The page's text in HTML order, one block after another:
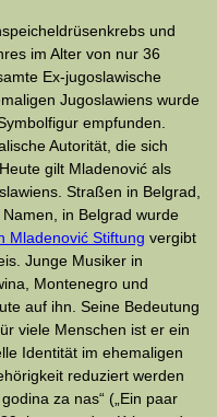
und
im Alter von nur 36
Ex-jugoslawische
Jugoslawiens wurde
empfunden.
Autorität, die sich
gilt Mladenović als
Straßen in Belgrad,
in Belgrad wurde
Mladenović Stiftung vergibt
Junge Musiker in
Montenegro und
auf ihn. Seine Bedeutung
viele Menschen ist er ein
Identität im ehemaligen
reduziert werden
za nas“ („Ein paar